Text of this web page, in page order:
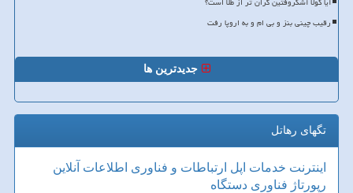
رقیب چینی بنز و بی ام و به اروپا رفت
جدیدترین ها
تگهای رهاتل
اینترنت خدمات اپل ارتباطات و فناوری اطلاعات آنلاین
رپورتاژ فناوری دستگاه